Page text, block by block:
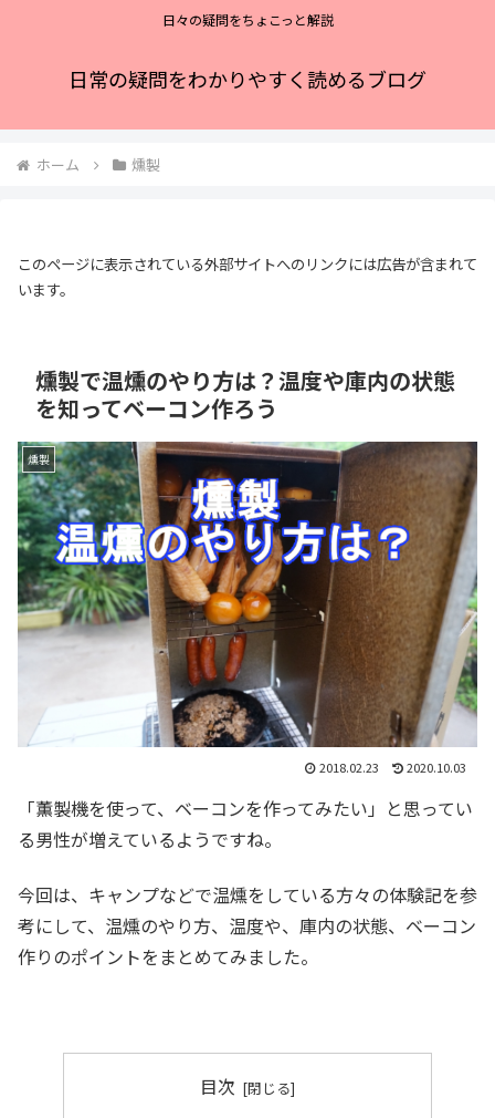
日々の疑問をちょこっと解説
日常の疑問をわかりやすく読めるブログ
ホーム 燻製
このページに表示されている外部サイトへのリンクには広告が含まれて
います。
燻製で温燻のやり方は？温度や庫内の状態
を知ってベーコン作ろう
燻製
2018.02.23 2020.10.03
「薫製機を使って、ベーコンを作ってみたい」と思ってい
る男性が増えているようですね。
今回は、キャンプなどで温燻をしている方々の体験記を参
考にして、温燻のやり方、温度や、庫内の状態、ベーコン
作りのポイントをまとめてみました。
目次